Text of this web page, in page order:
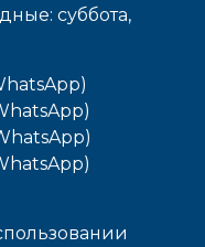
cуббота,